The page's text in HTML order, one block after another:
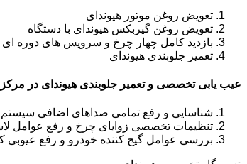
تعویض روغن موتور هیوندای
تعویض روغن گیربکس هیوندای با دستگاه
بازدید کامل چهار چرخ و سرویس های دوره ای
تعمیر جلوبندی هیوندای
عیب یابی تخصصی و تعمیر جلوبندی هیوندای در مرکز
شناسایی و رفع تمامی صداهای اضافی سیستم
تنظیمات تخصصی زوایای چرخ و رفع عوامل
بررسی عوامل گیج کننده خودرو و رفع عیوبی